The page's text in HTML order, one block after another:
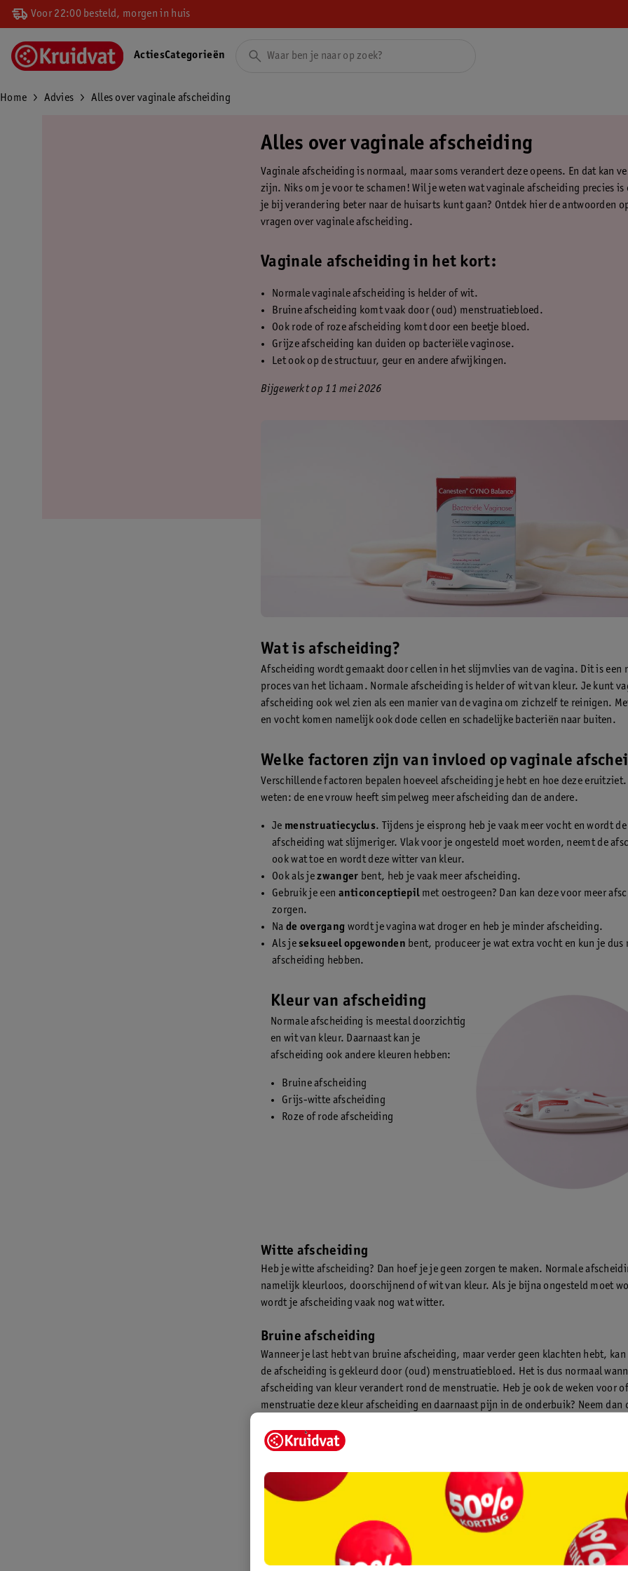
Voor 22:00 besteld, morgen in huis
ActiesCategorieën
Home Advies Alles over vaginale afscheiding
Alles over vaginale afscheiding
Vaginale afscheiding is normaal, maar soms verandert deze opeens. En dat kan
zijn. Niks om je voor te schamen! Wil je weten wat vaginale afscheiding precies is
je bij verandering beter naar de huisarts kunt gaan? Ontdek hier de antwoorden
vragen over vaginale afscheiding.
Vaginale afscheiding in het kort:
Normale vaginale afscheiding is helder of wit.
Bruine afscheiding komt vaak door (oud) menstruatiebloed.
Ook rode of roze afscheiding komt door een beetje bloed.
Grijze afscheiding kan duiden op bacteriële vaginose.
Let ook op de structuur, geur en andere afwijkingen.
Bijgewerkt op 11 mei 2026
Wat is afscheiding?
Afscheiding wordt gemaakt door cellen in het slijmvlies van de vagina. Dit is een
proces van het lichaam. Normale afscheiding is helder of wit van kleur. Je kunt
afscheiding ook wel zien als een manier van de vagina om zichzelf te reinigen.
en vocht komen namelijk ook dode cellen en schadelijke bacteriën naar buiten.
Welke factoren zijn van invloed op vaginale
Verschillende factoren bepalen hoeveel afscheiding je hebt en hoe deze eruitziet.
weten: de ene vrouw heeft simpelweg meer afscheiding dan de andere.
Je menstruatiecyclus. Tijdens je eisprong heb je vaak meer vocht en wordt de
afscheiding wat slijmeriger. Vlak voor je ongesteld moet worden, neemt de
ook wat toe en wordt deze witter van kleur.
Ook als jezwanger bent, heb je vaak meer afscheiding.
Gebruik je een anticonceptiepil met oestrogeen? Dan kan deze voor meer
zorgen.
Na de overgang wordt je vagina wat droger en heb je minder afscheiding.
Als jeseksueel opgewonden bent, produceer je wat extra vocht en kun je dus
afscheiding hebben.
Kleur van afscheiding
Normale afscheiding is meestal doorzichtig
en wit van kleur. Daarnaast kan je
afscheiding ook andere kleuren hebben:
Bruine afscheiding
Grijs-witte afscheiding
Roze of rode afscheiding
Witte afscheiding
Heb je witte afscheiding? Dan hoef je je geen zorgen te maken. Normale
namelijk kleurloos, doorschijnend of wit van kleur. Als je bijna ongesteld moet
wordt je afscheiding vaak nog wat witter.
Bruine afscheiding
Wanneer je last hebt van bruine afscheiding, maar verder geen klachten hebt,
de afscheiding is gekleurd door (oud) menstruatiebloed. Het is dus normaal
afscheiding van kleur verandert rond de menstruatie. Heb je ook de weken voor
menstruatie deze kleur afscheiding en daarnaast pijn in de onderbuik? Neem dan
Wanneer je afscheiding grijzig van kleur is kan dit duiden op bacteriële vaginose.
Is je afscheiding roze of rood van kleur? Dan kan er een beetje bloed bij zitten.
gevolg van een verandering inhormonen
, bijvoorbeeld vlak voor of na je
je eisprong, als je zwanger of net bevallen bent.